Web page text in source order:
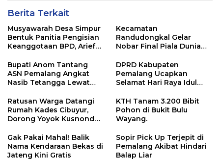
Berita Terkait
Musyawarah Desa Simpur
Bentuk Panitia Pengisian
Keanggotaan BPD, Arief
Sebagai Ketua
Kecamatan
Randudongkal Gelar
Nobar Final Piala Dunia
Ramaikan Acara
Bupati Anom Tantang
ASN Pemalang Angkat
Nasib Tetangga Lewat
DPRD Kabupaten
Pemalang Ucapkan
Selamat Hari Raya Idul
Ratusan Warga Datangi
Rumah Kades Cibuyur,
Dorong Yoyok Kusnondo
KTH Tanam 3.200 Bibit
Pohon di Bukit Bulu
Wayang.
Gak Pakai Mahal! Balik
Nama Kendaraan Bekas di
Jateng Kini Gratis
Sopir Pick Up Terjepit di
Pemalang Akibat Hindari
Balap Liar